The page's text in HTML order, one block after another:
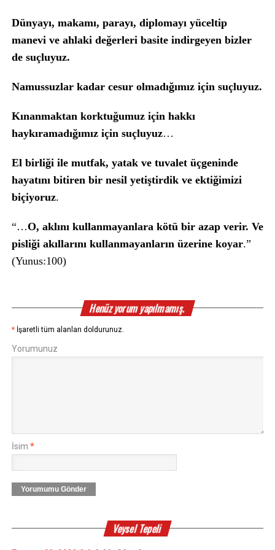
Dünyayı, makamı, parayı, diplomayı yüceltip
manevi ve ahlaki değerleri basite indirgeyen bizler
de suçluyuz.
Namussuzlar kadar cesur olmadığımız için suçluyuz.
Kınanmaktan korktuğumuz için hakkı
haykıramadığımız için suçluyuz…
El birliği ile mutfak, yatak ve tuvalet üçgeninde
hayatını bitiren bir nesil yetiştirdik ve ektiğimizi
biçiyoruz.
“…O, aklını kullanmayanlara kötü bir azap verir. Ve
pisliği akıllarını kullanmayanların üzerine koyar.”
(Yunus:100)
Henüz yorum yapılmamış.
* İşaretli tüm alanları doldurunuz.
Yorumunuz
İsim *
Yorumumu Gönder
Veysel Tepeli